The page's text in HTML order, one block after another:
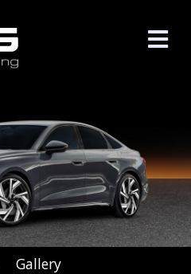
Gallery